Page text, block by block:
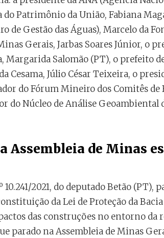
do Patrimônio da União, Fabiana
Gestão das Águas), Marcelo da
Gerais, Jarbas Soares Júnior, o
Margarida Salomão (PT), o prefeito
Cesama, Júlio César Teixeira, o
do Fórum Mineiro dos Comitês
do Núcleo de Análise Geoambiental
Assembleia de Minas
2021, do deputado Betão (PT),
da Lei de Proteção da
das construções no entorno da
parado na Assembleia de Minas